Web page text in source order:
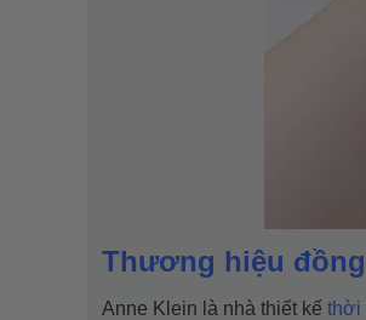
Thương hiệu
Anne Klein là nhà thiết kế thời